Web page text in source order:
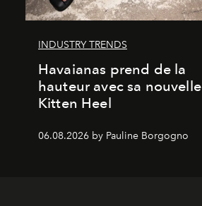
INDUSTRY TRENDS
Havaianas prend de la
hauteur avec sa nouvelle
Kitten Heel
06.08.2026 by Pauline Borgogno